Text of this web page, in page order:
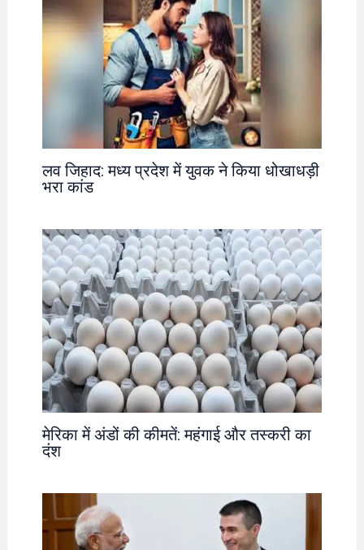
लव जिहाद: मध्य प्रदेश में युवक ने किया धोखाधड़ी
भरा कांड
मेरिका में अंडों की कीमतें: महंगाई और तस्करी का
दंश